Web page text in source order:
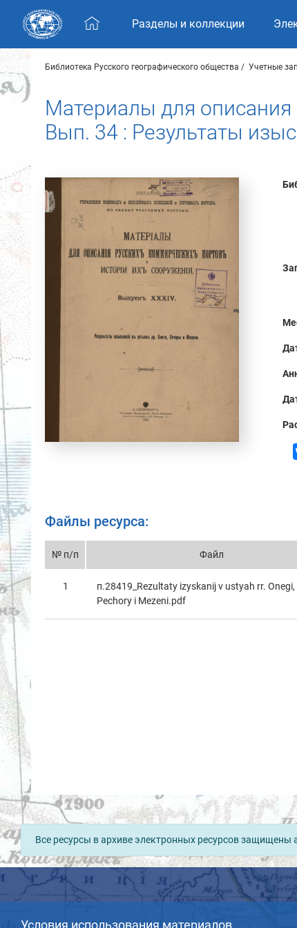
Skip navigation
Разделы и коллекции
Библиотека Русского географического общества Учетные
Материалы для описания
Вып. 34 : Результаты
Файлы ресурса:
№ п/п Файл
1
п.28419_Rezultaty izyskanij v ustyah rr. Onegi,
Pechory i Mezeni.pdf
Все ресурсы в архиве электронных ресурсов защищены
Условия использования материалов